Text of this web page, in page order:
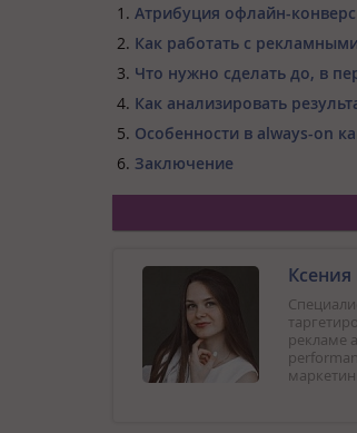
Атрибуция офлайн-
Как работать с
Что нужно сделать до, в
Как анализировать
Особенности в always-on
Заключение
Ксения
рекламе